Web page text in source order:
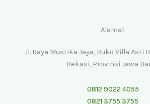
Alamat
Jl. Raya Mustika Jaya, Ruko Villa Asri
Bekasi, Provinsi Jawa
0812 9022 4055
0821 3755 3755